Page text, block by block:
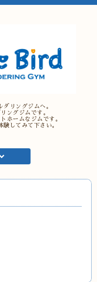
リングジムへ。
ングジムです。
ホームなジムです。
してみて下さい。